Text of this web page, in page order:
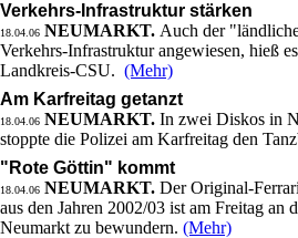
Verkehrs-Infrastruktur stärken
18.04.06 NEUMARKT. Auch der
Verkehrs-Infrastruktur angewiesen, hieß
Landkreis-CSU. (Mehr)
Am Karfreitag getanzt
18.04.06 NEUMARKT. In zwei Diskos in
stoppte die Polizei am Karfreitag den
"Rote Göttin" kommt
18.04.06 NEUMARKT. Der Original-
aus den Jahren 2002/03 ist am Freitag an
Neumarkt zu bewundern. (Mehr)